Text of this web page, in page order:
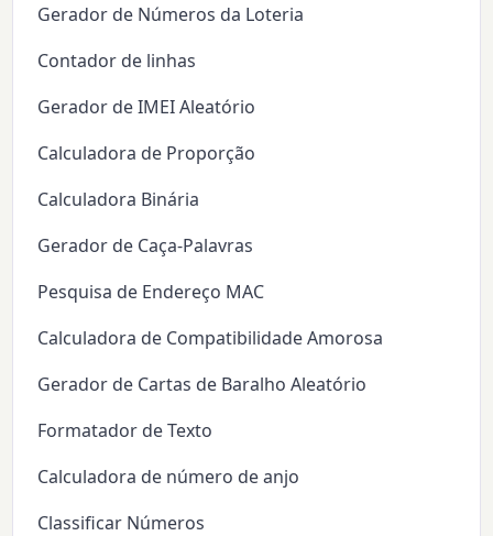
Gerador de Números da Loteria
Contador de linhas
Gerador de IMEI Aleatório
Calculadora de Proporção
Calculadora Binária
Gerador de Caça-Palavras
Pesquisa de Endereço MAC
Calculadora de Compatibilidade Amorosa
Gerador de Cartas de Baralho Aleatório
Formatador de Texto
Calculadora de número de anjo
Classificar Números